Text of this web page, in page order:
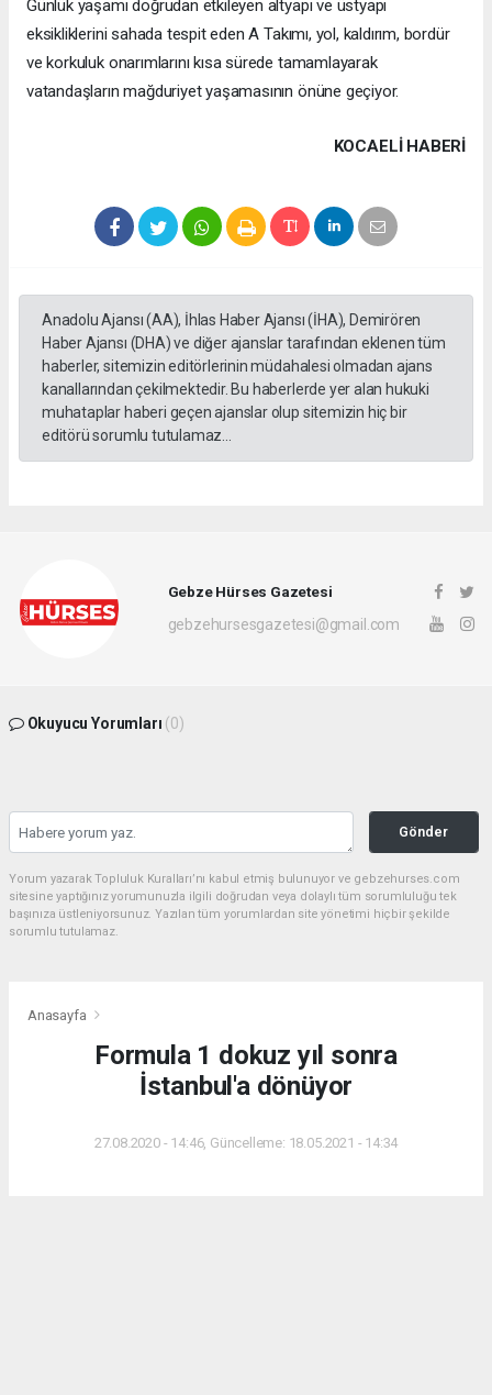
Günlük yaşamı doğrudan etkileyen altyapı ve üstyapı
eksikliklerini sahada tespit eden A Takımı, yol, kaldırım, bordür
ve korkuluk onarımlarını kısa sürede tamamlayarak
vatandaşların mağduriyet yaşamasının önüne geçiyor.
KOCAELI HABERİ
Anadolu Ajansı (AA), İhlas Haber Ajansı (İHA), Demirören
Haber Ajansı (DHA) ve diğer ajanslar tarafından eklenen tüm
haberler, sitemizin editörlerinin müdahalesi olmadan ajans
kanallarından çekilmektedir. Bu haberlerde yer alan hukuki
muhataplar haberi geçen ajanslar olup sitemizin hiç bir
editörü sorumlu tutulamaz...
Gebze Hürses Gazetesi
gebzehursesgazetesi@gmail.com
Okuyucu Yorumları (0)
Gönder
Yorum yazarak Topluluk Kuralları’nı kabul etmiş bulunuyor ve gebzehurses.com
sitesine yaptığınız yorumunuzla ilgili doğrudan veya dolaylı tüm sorumluluğu tek
başınıza üstleniyorsunuz. Yazılan tüm yorumlardan site yönetimi hiçbir şekilde
sorumlu tutulamaz.
Anasayfa
Formula 1 dokuz yıl sonra
İstanbul'a dönüyor
27.08.2020 - 14:46, Güncelleme: 18.05.2021 - 14:34